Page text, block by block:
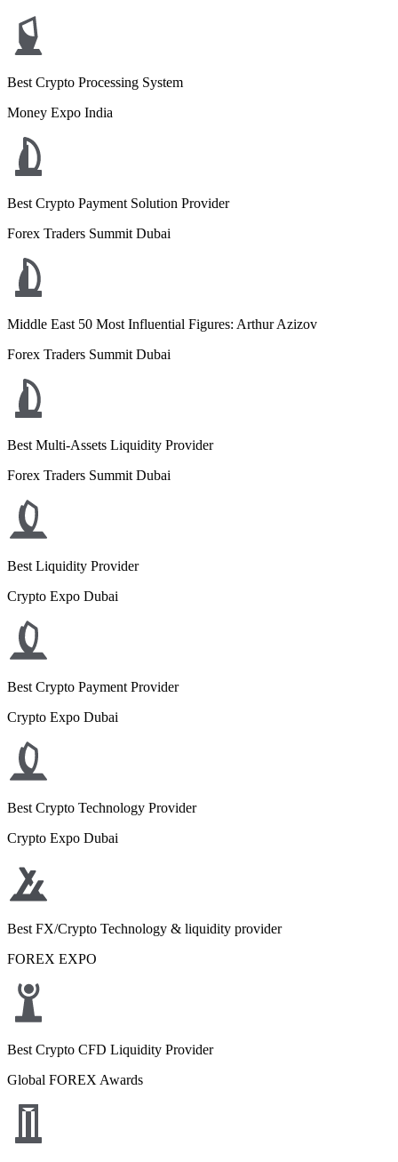
Best Crypto Processing System
Money Expo India
Best Crypto Payment Solution Provider
Forex Traders Summit Dubai
Middle East 50 Most Influential Figures: Arthur Azizov
Forex Traders Summit Dubai
Best Multi-Assets Liquidity Provider
Forex Traders Summit Dubai
Best Liquidity Provider
Crypto Expo Dubai
Best Crypto Payment Provider
Crypto Expo Dubai
Best Crypto Technology Provider
Crypto Expo Dubai
Best FX/Crypto Technology & liquidity provider
FOREX EXPO
Best Crypto CFD Liquidity Provider
Global FOREX Awards